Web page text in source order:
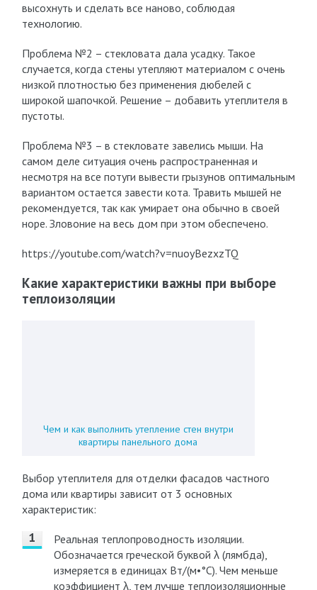
высохнуть и сделать все наново, соблюдая
технологию.
Проблема №2 – стекловата дала усадку. Такое
случается, когда стены утепляют материалом с очень
низкой плотностью без применения дюбелей с
широкой шапочкой. Решение – добавить утеплителя в
пустоты.
Проблема №3 – в стекловате завелись мыши. На
самом деле ситуация очень распространенная и
несмотря на все потуги вывести грызунов оптимальным
вариантом остается завести кота. Травить мышей не
рекомендуется, так как умирает она обычно в своей
норе. Зловоние на весь дом при этом обеспечено.
https://youtube.com/watch?v=nuoyBezxzTQ
Какие характеристики важны при выборе
теплоизоляции
Чем и как выполнить утепление стен внутри
квартиры панельного дома
Выбор утеплителя для отделки фасадов частного
дома или квартиры зависит от 3 основных
характеристик:
Реальная теплопроводность изоляции.
Обозначается греческой буквой λ (лямбда),
измеряется в единицах Вт/(м•°С). Чем меньше
коэффициент λ, тем лучше теплоизоляционные